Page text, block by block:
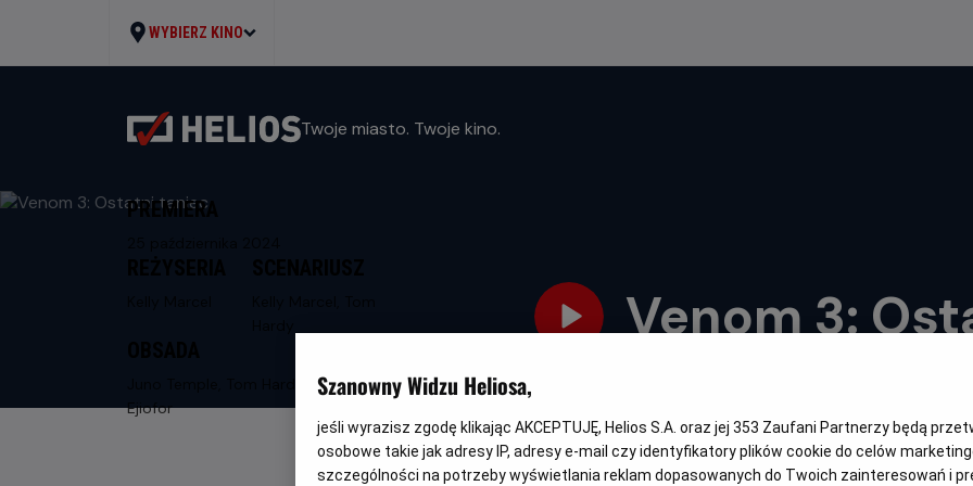
WYBIERZ KINO
Twoje miasto. Twoje kino.
Venom 3:
PREMIERA
Juno Temple, Tom Hardy, Chiwetel
Ejiofor
DUBBING NAPISY
Szanowny Widzu Heliosa,
jeśli wyrazisz zgodę klikając AKCEPTUJĘ, Helios S.A. oraz jej 353 Zaufani Partnerzy będą
osobowe takie jak adresy IP, adresy e-mail czy identyfikatory plików cookie do celów
szczególności na potrzeby wyświetlania reklam dopasowanych do Twoich zainteresowań i